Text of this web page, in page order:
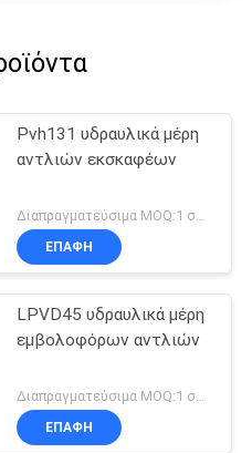
Pvh131 υδραυλικά μέρη
αντλιών εκσκαφέων
Διαπραγματεύσιμα MOQ:1 σύνολο
ΕΠΑΦΉ
LPVD45 υδραυλικά μέρη
εμβολοφόρων αντλιών
ΕΠΑΦΉ